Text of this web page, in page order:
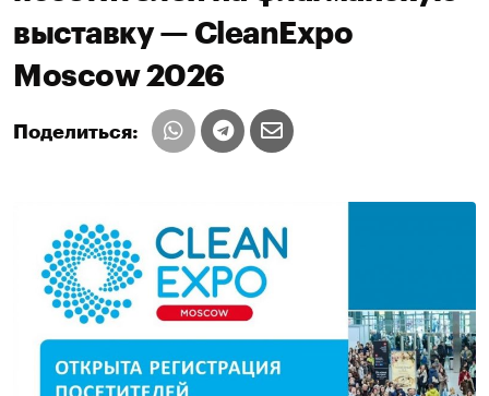
выставку — CleanExpo
Moscow 2026
Поделиться: